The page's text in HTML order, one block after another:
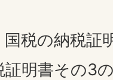
税の納税証
明書その3